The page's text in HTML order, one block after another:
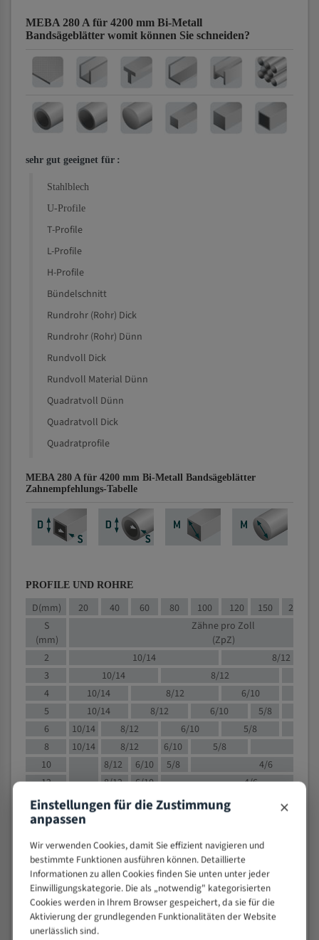
MEBA 280 A für 4200 mm Bi-Metall
Bandsägeblätter womit können Sie schneiden?
sehr gut geeignet für :
Stahlblech
U-Profile
T-Profile
L-Profile
H-Profile
Bündelschnitt
Rundrohr (Rohr) Dick
Rundrohr (Rohr) Dünn
Rundvoll Dick
Rundvoll Material Dünn
Quadratvoll Dünn
Quadratvoll Dick
Quadratprofile
MEBA 280 A für 4200 mm Bi-Metall Bandsägeblätter
Zahnempfehlungs-Tabelle
PROFILE UND ROHRE
D(mm) 20 40 60 80 100 120 150 200
S
(mm)
Zähne pro Zoll
(ZpZ)
2
10/14
8/12
3
10/14 8/12
4
10/14 8/12 6/10
5
10/14 8/12 6/10
5/8
6
10/14 8/12 6/10
5/8
8
10/14 8/12 6/10 5/8
10
8/12 6/10 5/8
4/6
12
8/12 6/10
4/6
15
8/12 6/10
4/5
20
50
80
> 100
VOLLMATERIAL
Einstellungen für die Zustimmung
anpassen ×
Wir verwenden Cookies, damit Sie effizient navigieren und
bestimmte Funktionen ausführen können. Detaillierte
Informationen zu allen Cookies finden Sie unten unter jeder
Einwilligungskategorie. Die als „notwendig" kategorisierten
Cookies werden in Ihrem Browser gespeichert, da sie für die
Aktivierung der grundlegenden Funktionalitäten der Website
unerlässlich sind.